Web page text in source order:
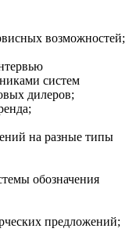
возможностей;
систем
дилеров;
на разные типы
обозначения
предложений;